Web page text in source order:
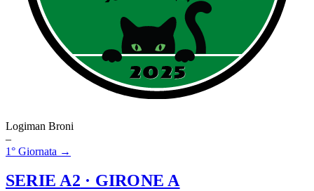
Logiman Broni
–
1° Giornata →
SERIE A2 · GIRONE A